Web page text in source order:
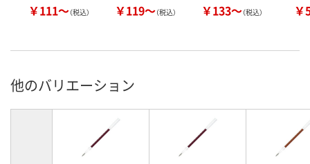
￥111～（税込） ￥119～（税込） ￥133～（税込） ￥
他のバリエーション